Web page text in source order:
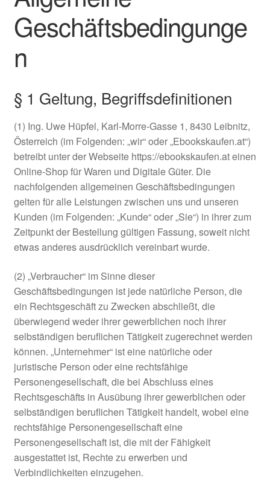
Impressum
Shop
Versandarten
Warenkorb
Widerrufsbelehrung
Zahlungsarten
Geschäftsbedingunge
n
§ 1 Geltung, Begriffsdefinitionen
(1) Ing. Uwe Hüpfel, Karl-Morre-Gasse 1, 8430 Leibnitz,
Österreich (im Folgenden: „wir“ oder „Ebookskaufen.at“)
betreibt unter der Webseite https://ebookskaufen.at einen
Online-Shop für Waren und Digitale Güter. Die
nachfolgenden allgemeinen Geschäftsbedingungen
gelten für alle Leistungen zwischen uns und unseren
Kunden (im Folgenden: „Kunde“ oder „Sie“) in ihrer zum
Zeitpunkt der Bestellung gültigen Fassung, soweit nicht
etwas anderes ausdrücklich vereinbart wurde.
(2) „Verbraucher“ im Sinne dieser
Geschäftsbedingungen ist jede natürliche Person, die
ein Rechtsgeschäft zu Zwecken abschließt, die
überwiegend weder ihrer gewerblichen noch ihrer
selbständigen beruflichen Tätigkeit zugerechnet werden
können. „Unternehmer“ ist eine natürliche oder
juristische Person oder eine rechtsfähige
Personengesellschaft, die bei Abschluss eines
Rechtsgeschäfts in Ausübung ihrer gewerblichen oder
selbständigen beruflichen Tätigkeit handelt, wobei eine
rechtsfähige Personengesellschaft eine
Personengesellschaft ist, die mit der Fähigkeit
ausgestattet ist, Rechte zu erwerben und
Verbindlichkeiten einzugehen.